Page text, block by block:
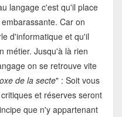
langage c'est qu'il place
Car on
d'informatique et qu'il
métier. Jusqu'à là rien
on se retrouve vite
de la secte" : Soit vous
et réserves seront
que n'y appartenant